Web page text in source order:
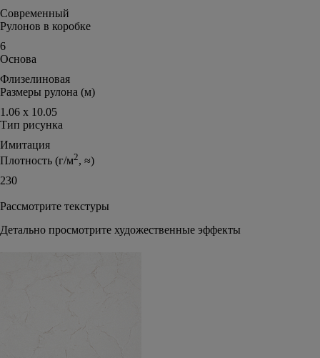
Современный
Рулонов в коробке
6
Основа
Флизелиновая
Размеры рулона (м)
1.06 х 10.05
Тип рисунка
Имитация
Плотность (г/м2, ≈)
230
Рассмотрите текстуры
Детально просмотрите художественные эффекты